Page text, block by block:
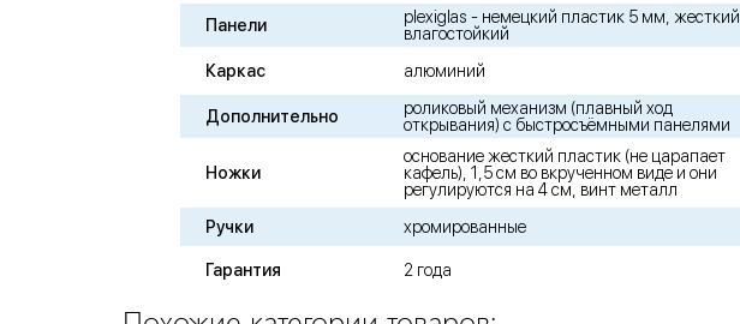
Панели
plexiglas - немецкий пластик 5 мм, жесткий,
влагостойкий
Каркас
алюминий
Дополнительно
роликовый механизм (плавный ход
открывания) с быстросъёмными панелями
Ножки
основание жесткий пластик (не царапает
кафель), 1,5 см во вкрученном виде и они
регулируются на 4 см, винт металл
Ручки
хромированные
Гарантия 2 года